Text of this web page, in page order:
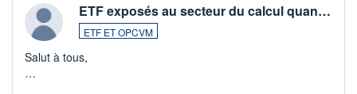
ETF exposés au secteur du calcul quan…
ETF ET OPCVM
Salut à tous,